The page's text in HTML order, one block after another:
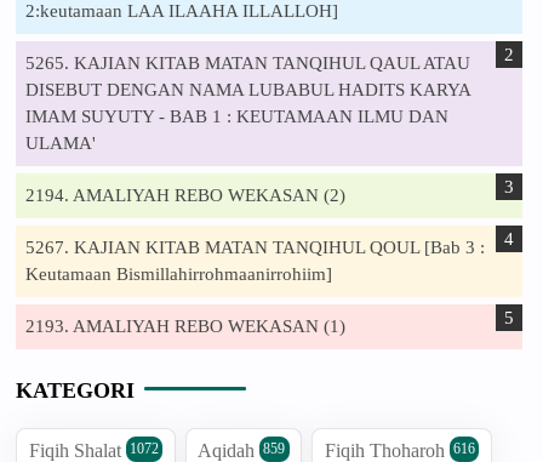
2:keutamaan LAA ILAAHA ILLALLOH]
5265. KAJIAN KITAB MATAN TANQIHUL QAUL ATAU
DISEBUT DENGAN NAMA LUBABUL HADITS KARYA
IMAM SUYUTY - BAB 1 : KEUTAMAAN ILMU DAN
ULAMA'
2194. AMALIYAH REBO WEKASAN (2)
5267. KAJIAN KITAB MATAN TANQIHUL QOUL [Bab 3 :
Keutamaan Bismillahirrohmaanirrohiim]
2193. AMALIYAH REBO WEKASAN (1)
KATEGORI
Fiqih Shalat 1072 Aqidah 859 Fiqih Thoharoh 616